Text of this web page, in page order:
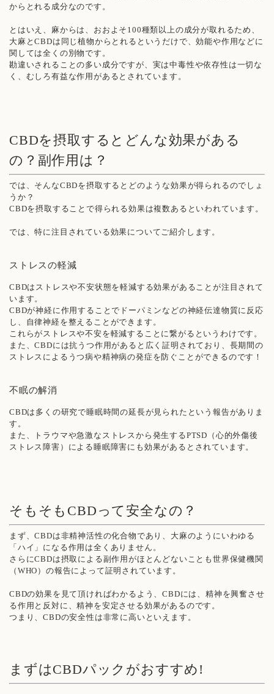
からとれる成分なのです。
とはいえ、麻からは、おおよそ100種類以上の成分が取れるため、
大麻とCBDは同じ植物からとれるというだけで、効能や作用などに
関しては全くの別物です。
勘違いされることの多い成分ですが、実は中毒性や依存性は一切な
く、むしろ有益な作用があるとされています。
CBDを摂取するとどんな効果がある
の？副作用は？
では、そんなCBDを摂取するとどのような効果が得られるのでしょ
うか？
CBDを摂取することで得られる効果は複数あるといわれています。
では、特に注目されている効果についてご紹介します。
ストレスの軽減
CBDはストレスや不安状態を軽減する効果があることが注目されて
います。
CBDが神経に作用することでドーパミンなどの神経伝達物質に反応
し、自律神経を整えることができます。
これらがストレスや不安を軽減することに繋がるというわけです。
また、CBDには抗うつ作用があると広く証明されており、長期間の
ストレスによるうつ病や精神病の発症を防ぐことができるのです！
不眠の解消
CBDは多くの研究で睡眠時間の延長が見られたという報告がありま
す。
また、トラウマや急激なストレスから発生するPTSD（心的外傷後
ストレス障害）による睡眠障害にも効果があるとされています。
そもそもCBDって安全なの？
まず、CBDは非精神活性の化合物であり、大麻のようにいわゆる
「ハイ」になる作用は全くありません。
さらにCBDは摂取による副作用がほとんどないことも世界保健機関
（WHO）の報告によって証明されています。
CBDの効果を見て頂ければわかるよう、CBDには、精神を興奮させ
る作用と反対に、精神を安定させる効果があるのです。
つまり、CBDの安全性は非常に高いといえます。
まずはCBDパックがおすすめ!